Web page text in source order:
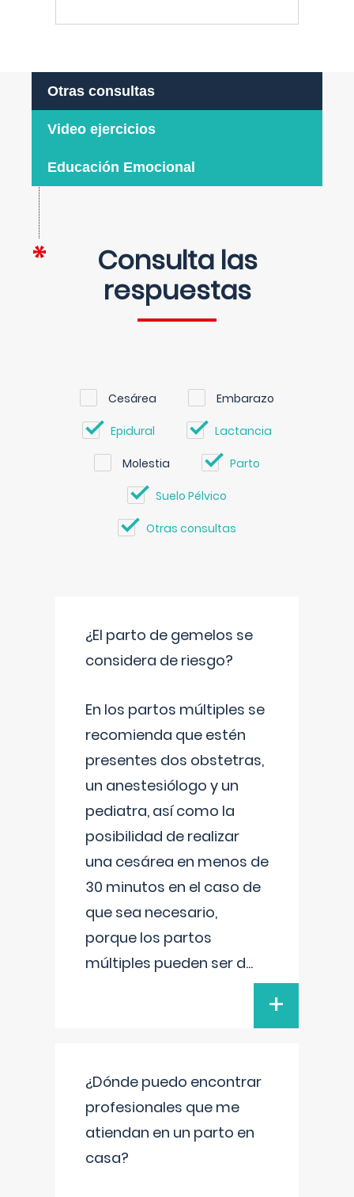
Otras consultas
Video ejercicios
Educación Emocional
Consulta las
respuestas
Cesárea Embarazo
Epidural Lactancia
Molestia Parto
Suelo Pélvico
Otras consultas
¿El parto de gemelos se
considera de riesgo?
En los partos múltiples se
recomienda que estén
presentes dos obstetras,
un anestesiólogo y un
pediatra, así como la
posibilidad de realizar
una cesárea en menos de
30 minutos en el caso de
que sea necesario,
porque los partos
múltiples pueden ser d...
+
¿Dónde puedo encontrar
profesionales que me
atiendan en un parto en
casa?